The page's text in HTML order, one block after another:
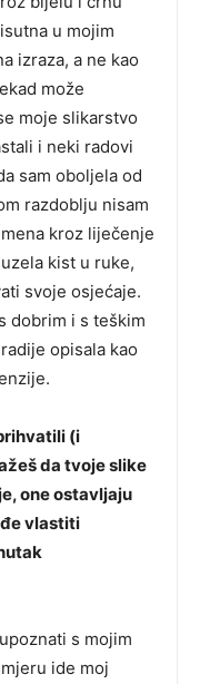
u mojim
izraza, a ne kao
može
moje slikarstvo
i neki radovi
sam oboljela od
razdoblju nisam
kroz liječenje
kist u ruke,
svoje osjećaje.
dobrim i s teškim
opisala kao
(i
da tvoje slike
one ostavljaju
vlastiti
s mojim
ide moj